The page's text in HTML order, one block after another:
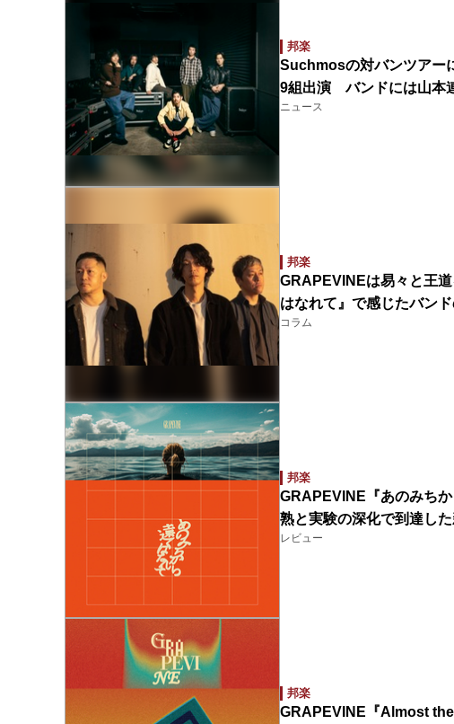
邦楽
Suchmosの対バンツアー
9組出演 バンドには山本
ニュース
邦楽
GRAPEVINEは易々と王
はなれて』で感じたバン
コラム
邦楽
GRAPEVINE『あのみち
熟と実験の深化で到達し
レビュー
邦楽
GRAPEVINE『Almost